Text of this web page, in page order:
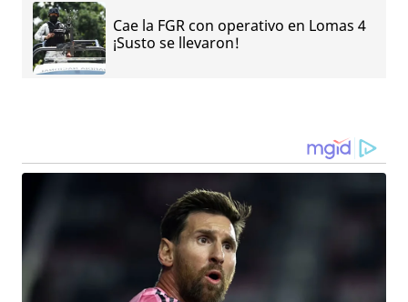
Cae la FGR con operativo en Lomas 4
¡Susto se llevaron!